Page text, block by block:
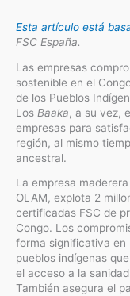
Esta artículo está
FSC España.
Las empresas
sostenible en el
de los Pueblos
Los Baaka, a su vez,
empresas para
región, al mismo
ancestral.
La empresa
OLAM, explota 2
certificadas FSC de
Congo. Los
forma significativa en
pueblos indígenas
el acceso a la
También asegura el